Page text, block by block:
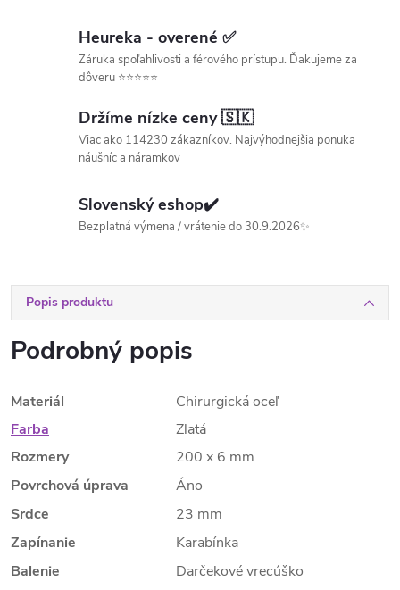
Heureka - overené ✅
Záruka spoľahlivosti a férového prístupu. Ďakujeme za
dôveru ⭐⭐⭐⭐⭐
Držíme nízke ceny 🇸🇰
Viac ako 114230 zákazníkov. Najvýhodnejšia ponuka
náušníc a náramkov
Slovenský eshop✔️
Bezplatná výmena / vrátenie do 30.9.2026✨
Popis produktu
Podrobný popis
Materiál
Chirurgická oceľ
Farba
Zlatá
Rozmery
200 x 6 mm
Povrchová úprava
Áno
Srdce
23 mm
Zapínanie
Karabínka
Balenie
Darčekové vrecúško